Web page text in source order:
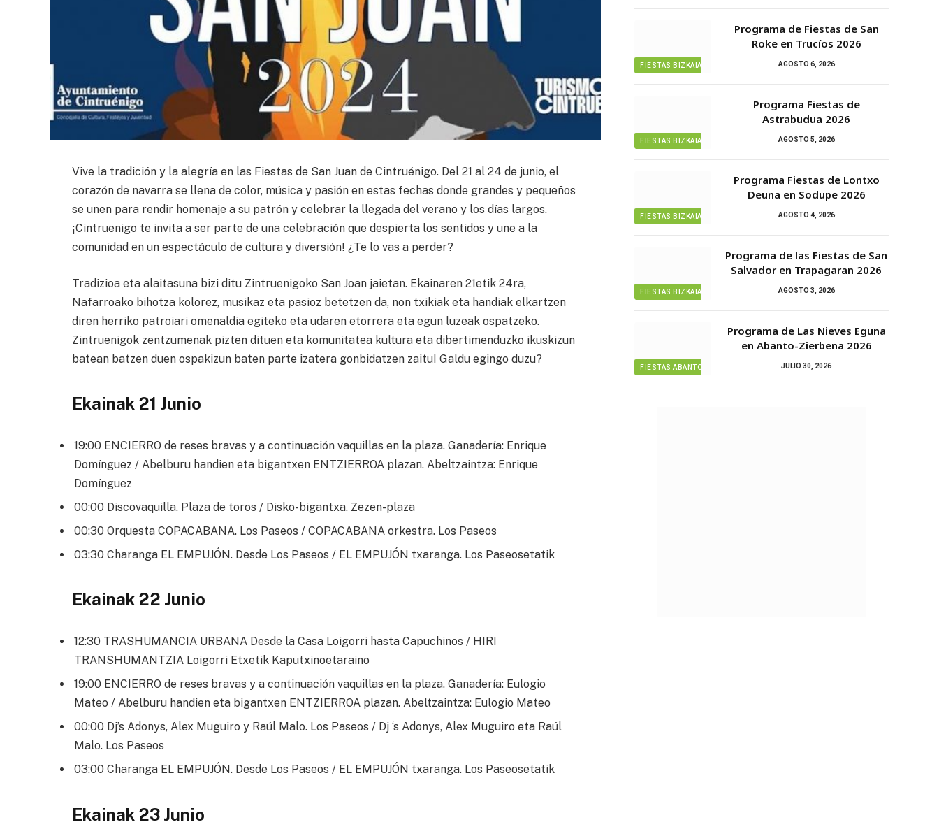
Vive la tradición y la alegría en las Fiestas de San Juan de Cintruénigo. Del 21 al 24 de junio, el
corazón de navarra se llena de color, música y pasión en estas fechas donde grandes y pequeños
se unen para rendir homenaje a su patrón y celebrar la llegada del verano y los días largos.
¡Cintruenigo te invita a ser parte de una celebración que despierta los sentidos y une a la
comunidad en un espectáculo de cultura y diversión! ¿Te lo vas a perder?
Tradizioa eta alaitasuna bizi ditu Zintruenigoko San Joan jaietan. Ekainaren 21etik 24ra,
Nafarroako bihotza kolorez, musikaz eta pasioz betetzen da, non txikiak eta handiak elkartzen
diren herriko patroiari omenaldia egiteko eta udaren etorrera eta egun luzeak ospatzeko.
Zintruenigok zentzumenak pizten dituen eta komunitatea kultura eta dibertimenduzko ikuskizun
batean batzen duen ospakizun baten parte izatera gonbidatzen zaitu! Galdu egingo duzu?
Ekainak 21 Junio
19:00 ENCIERRO de reses bravas y a continuación vaquillas en la plaza. Ganadería: Enrique
Domínguez / Abelburu handien eta bigantxen ENTZIERROA plazan. Abeltzaintza: Enrique
Domínguez
00:00 Discovaquilla. Plaza de toros / Disko-bigantxa. Zezen-plaza
00:30 Orquesta COPACABANA. Los Paseos / COPACABANA orkestra. Los Paseos
03:30 Charanga EL EMPUJÓN. Desde Los Paseos / EL EMPUJÓN txaranga. Los Paseosetatik
Ekainak 22 Junio
12:30 TRASHUMANCIA URBANA Desde la Casa Loigorri hasta Capuchinos / HIRI
TRANSHUMANTZIA Loigorri Etxetik Kaputxinoetaraino
19:00 ENCIERRO de reses bravas y a continuación vaquillas en la plaza. Ganadería: Eulogio
Mateo / Abelburu handien eta bigantxen ENTZIERROA plazan. Abeltzaintza: Eulogio Mateo
00:00 Dj’s Adonys, Alex Muguiro y Raúl Malo. Los Paseos / Dj ‘s Adonys, Alex Muguiro eta Raúl
Malo. Los Paseos
03:00 Charanga EL EMPUJÓN. Desde Los Paseos / EL EMPUJÓN txaranga. Los Paseosetatik
Ekainak 23 Junio
FIESTAS BIZKAIA
Programa de Fiestas de San
Roke en Trucíos 2026
AGOSTO 6, 2026
FIESTAS BIZKAIA
Programa Fiestas de
Astrabudua 2026
AGOSTO 5, 2026
FIESTAS BIZKAIA
Programa Fiestas de Lontxo
Deuna en Sodupe 2026
AGOSTO 4, 2026
FIESTAS BIZKAIA
Programa de las Fiestas de San
Salvador en Trapagaran 2026
AGOSTO 3, 2026
FIESTAS ABANTO ZIERBENA
Programa de Las Nieves Eguna
en Abanto-Zierbena 2026
JULIO 30, 2026